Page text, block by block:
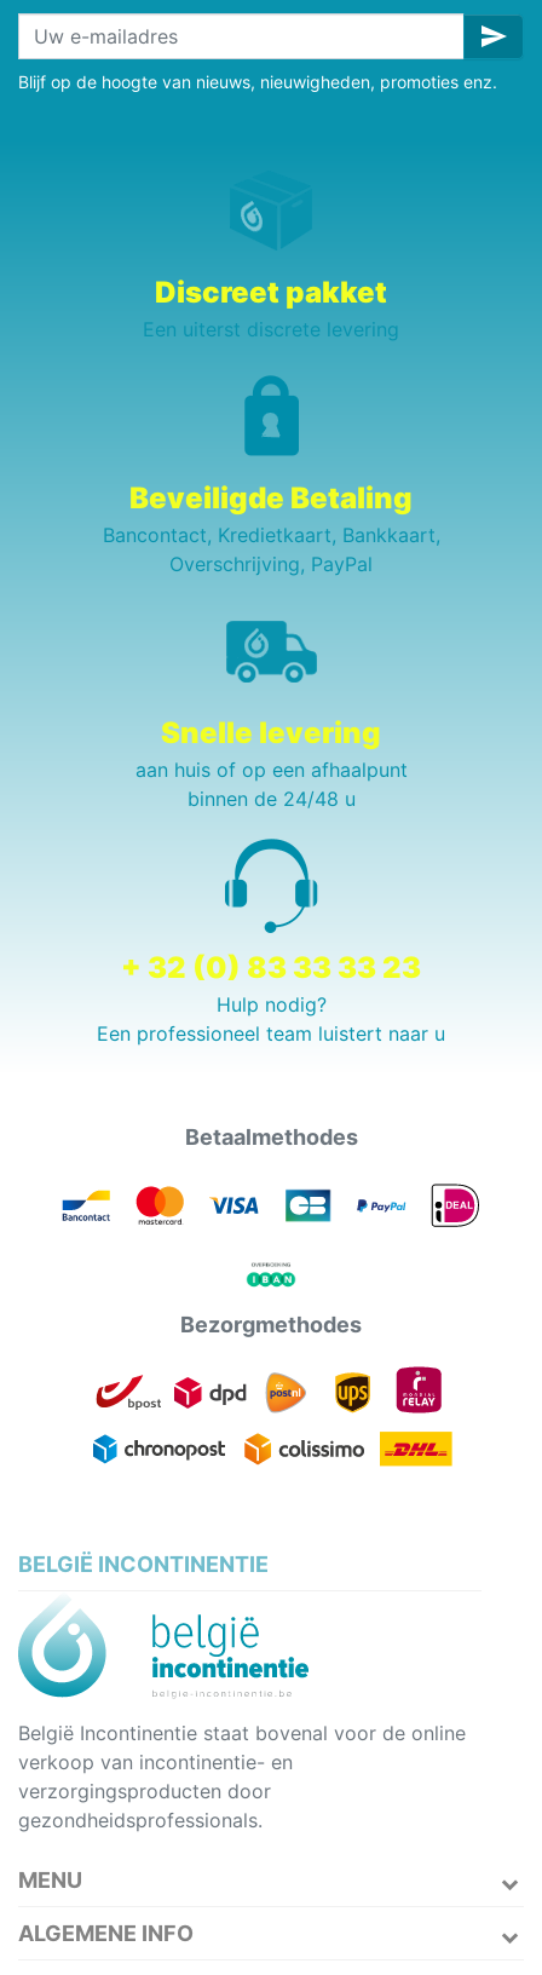
send
Blijf op de hoogte van nieuws, nieuwigheden, promoties enz.
Discreet pakket
Een uiterst discrete levering
Beveiligde Betaling
Bancontact, Kredietkaart, Bankkaart,
Overschrijving, PayPal
Snelle levering
aan huis of op een afhaalpunt
binnen de 24/48 u
+ 32 (0) 83 33 33 23
Hulp nodig?
Een professioneel team luistert naar u
Betaalmethodes
Bezorgmethodes
BELGIË INCONTINENTIE
België Incontinentie staat bovenal voor de online
verkoop van incontinentie- en
verzorgingsproducten door
gezondheidsprofessionals.
MENU
ALGEMENE INFO